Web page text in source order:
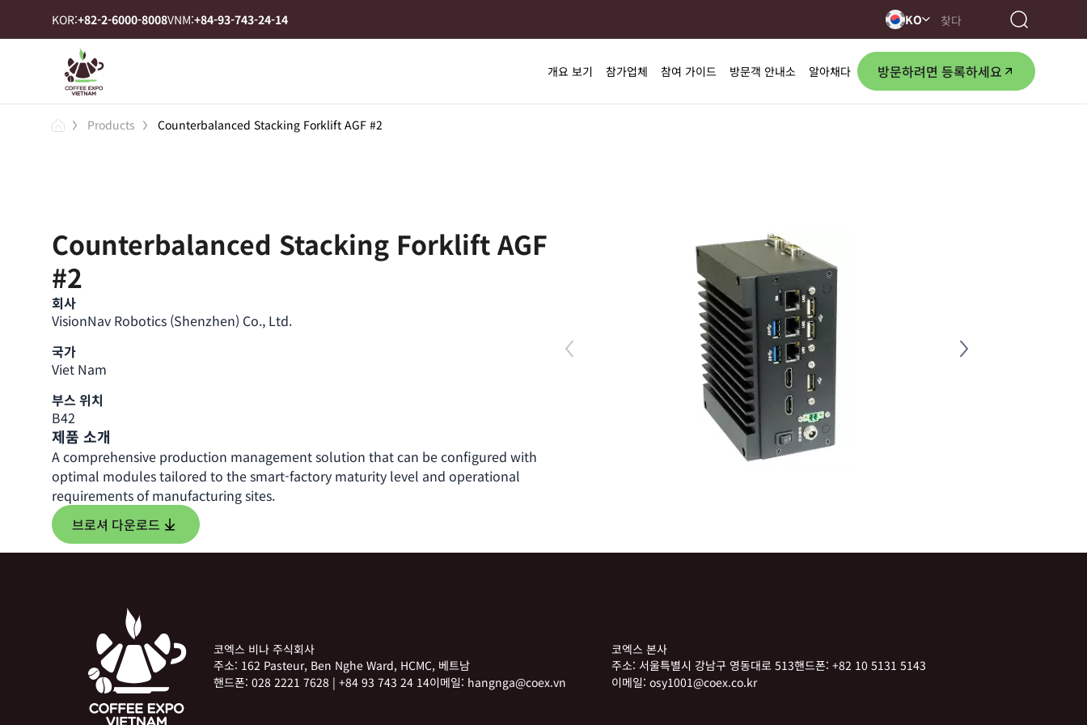
KOR:+82-2-6000-8008VNM:+84-93-743-24-14 KO
개요 보기 참가업체 참여 가이드 방문객 안내소 알아채다 방문하려면 등록하세요
Products Counterbalanced Stacking Forklift AGF #2
Counterbalanced Stacking Forklift AGF
#2
회사
VisionNav Robotics (Shenzhen) Co., Ltd.
국가
Viet Nam
부스 위치
B42
제품 소개
A comprehensive production management solution that can be configured with
optimal modules tailored to the smart-factory maturity level and operational
requirements of manufacturing sites.
브로셔 다운로드
코엑스 비나 주식회사
주소: 162 Pasteur, Ben Nghe Ward, HCMC, 베트남
핸드폰: 028 2221 7628 | +84 93 743 24 14이메일: hangnga@coex.vn
코엑스 본사
주소: 서울특별시 강남구 영동대로 513핸드폰: +82 10 5131 5143
이메일: osy1001@coex.co.kr